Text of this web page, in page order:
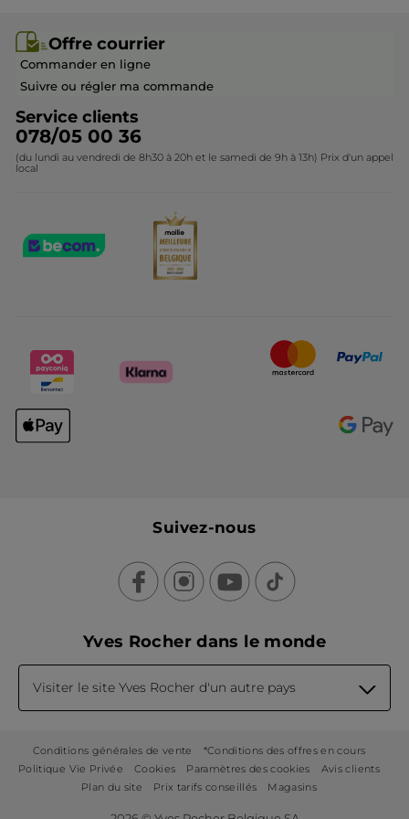
Collection de Noël
Questions & Réponses
Contactez-nous
Devenir franchisé ou gérant
Offre courrier
Commander en ligne
Suivre ou régler ma commande
Service clients
078/05 00 36
(du lundi au vendredi de 8h30 à 20h et le samedi de 9h à 13h) Prix d'un appel
local
Suivez-nous
Yves Rocher dans le monde
Visiter le site Yves Rocher d'un autre pays
Conditions générales de vente
*Conditions des offres en cours
Politique Vie Privée
Cookies Paramètres des cookies
Avis clients
Plan du site
Prix tarifs conseillés Magasins